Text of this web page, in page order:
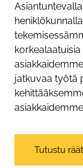
jatkuvaa työtä
Tutustu